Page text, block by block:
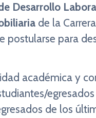
Desarrollo
de la
postularse para
académica y
de los